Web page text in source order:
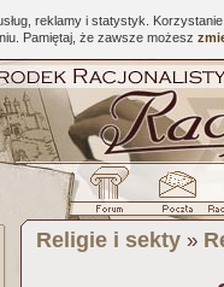
reklamy i statystyk.
Pamiętaj, że zawsze możesz
Religie i sekty »